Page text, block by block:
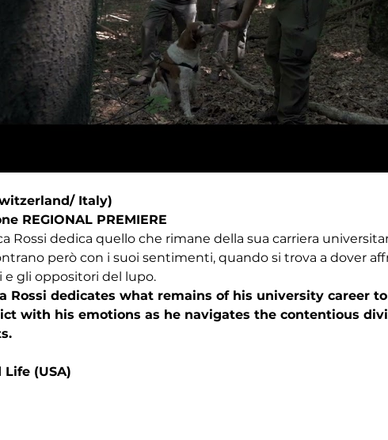
Italy)
REGIONAL PREMIERE
Rossi dedica quello che rimane della sua carriera
però con i suoi sentimenti, quando si trova a dover
e gli oppositori del lupo.
Rossi dedicates what remains of his university career
with his emotions as he navigates the contentious
(USA)